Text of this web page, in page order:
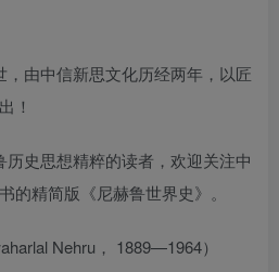
，由中信新思文化历经两年，以匠
！
历史思想精粹的读者，欢迎关注中
的精简版《尼赫鲁世界史》。
Nehru， 1889—1964）